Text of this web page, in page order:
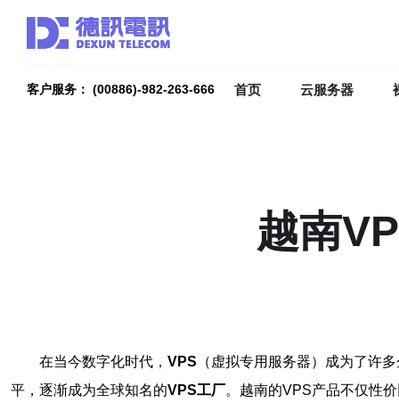
客户服务： (00886)-982-263-666 首页 云服务器
越南
在当今数字化时代， VPS （虚拟专用服务器）成为了许
平，逐渐成为全球知名的VPS工厂。越南的VPS产品不仅性